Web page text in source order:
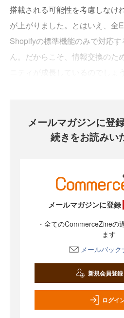
搭載される可能性を考慮しなけ
が上がりました。とはいえ、全
Shopifyの標準機能のみで対応
ん。だからこそ、情報交換のた
メールマガジンに登
続きをお読みい
メールマガジンに登録
・全てのCommerceZineの
ます
メールバッ
新規会員登録
ログイ